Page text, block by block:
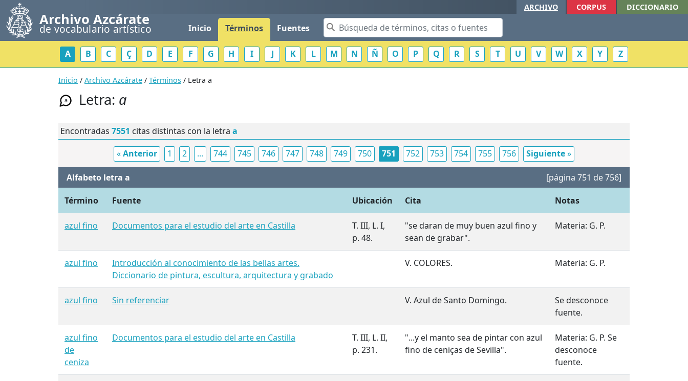
Archivo Azcárate
de vocabulario artístico Inicio Términos Fuentes
ARCHIVO CORPUS DICCIONARIO
A B C Ç D E F G H I J K L M N Ñ O P Q R S T U V W X Y Z
Inicio / Archivo Azcárate / Términos / Letra a
a Letra: a
Encontradas 7551 citas distintas con la letra a
«Anterior 1 2 ... 744 745 746 747 748 749 750 751 752 753 754 755 756 Siguiente»
Alfabeto letra a [página 751 de 756]
Término Fuente Ubicación Cita Notas
azul fino Documentos para el estudio del arte en Castilla
T. III, L. I,
p. 48.
"se daran de muy buen azul fino y
sean de grabar".
Materia: G. P.
azul fino
Introducción al conocimiento de las bellas artes.
Diccionario de pintura, escultura, arquitectura y grabado
V. COLORES. Materia: G. P.
azul fino Sin referenciar V. Azul de Santo Domingo.
Se desconoce
fuente.
azul fino
de
ceniza
Documentos para el estudio del arte en Castilla
T. III, L. II,
p. 231.
"...y el manto sea de pintar con azul
fino de ceniças de Sevilla".
Materia: G. P. Se
desconoce
fuente.